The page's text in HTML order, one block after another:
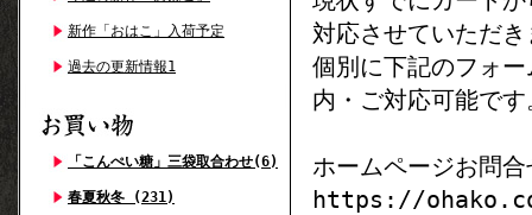
新作「おはこ」入荷予定
過去の更新情報1
「こんぺい糖」三袋取合わせ(6)
春夏秋冬 (231)
対応させていただ
個別に下記のフォ
内・ご対応可能で
ホームページお問
https://